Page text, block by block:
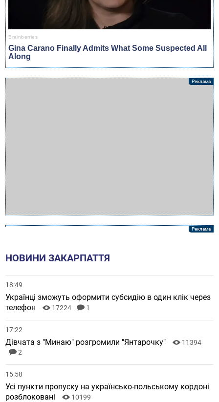
НОВИНИ ЗАКАРПАТТЯ
18:49
Українці зможуть оформити субсидію в один клік через
телефон
17224 1
17:22
Дівчата з "Минаю" розгромили "Янтарочку"
11394
2
15:58
Усі пункти пропуску на українсько-польському кордоні
розблоковані
10199